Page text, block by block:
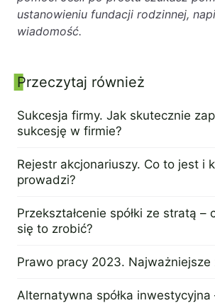
ustanowieniu fundacji rodzinnej,
wiadomość.
Panel boczny
Przeczytaj również
Sukcesja firmy. Jak skutecznie
sukcesję w firmie?
Rejestr akcjonariuszy. Co to jest i
prowadzi?
Przekształcenie spółki ze stratą –
się to zrobić?
Prawo pracy 2023. Najważniejsze
Alternatywna spółka inwestycyjna